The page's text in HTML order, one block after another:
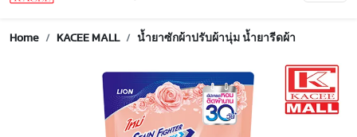
Home KACEE MALL น้ำยาซักผ้าปรับผ้านุ่ม น้ำยารีดผ้า